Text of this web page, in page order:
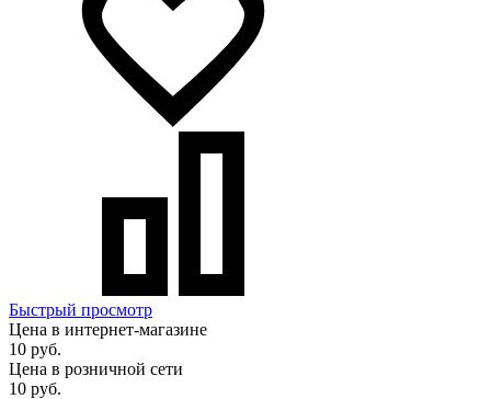
Быстрый просмотр
Цена в интернет-магазине
10 руб.
Цена в розничной сети
10 руб.